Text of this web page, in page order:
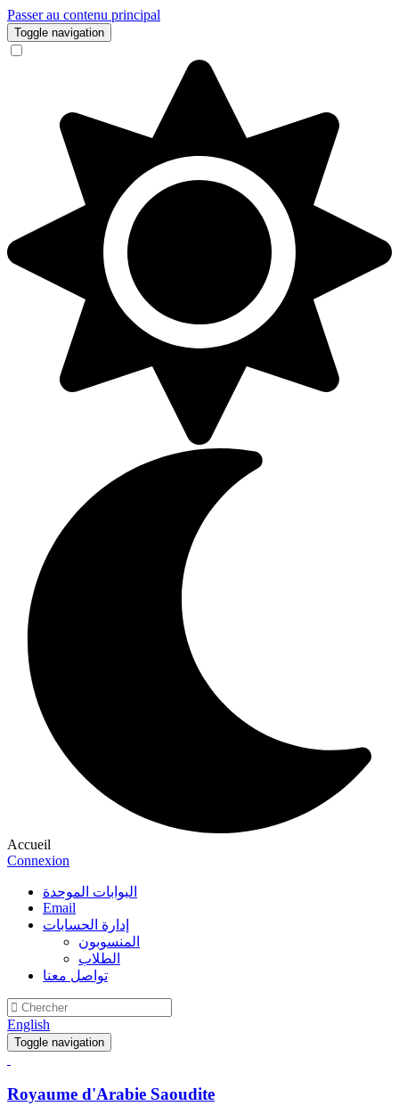
Passer au contenu principal
Toggle navigation
Accueil
Connexion
البوابات الموحدة
Email
إدارة الحسابات
المنسوبون
الطلاب
تواصل معنا
English
Toggle navigation
Royaume d'Arabie Saoudite